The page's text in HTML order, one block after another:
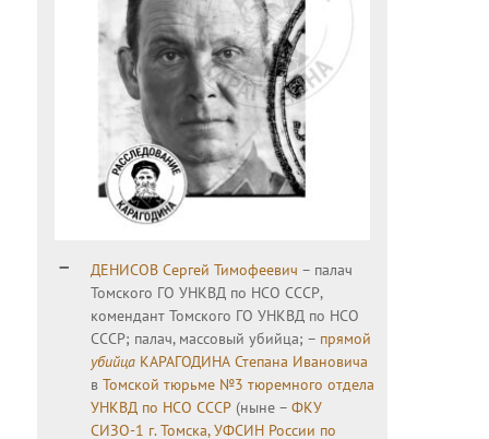
ДЕНИСОВ Сергей Тимофеевич – палач
Томского ГО УНКВД по НСО СССР,
комендант Томского ГО УНКВД по НСО
СССР; палач, массовый убийца; – прямой
убийца КАРАГОДИНА Степана Ивановича
вТомской тюрьме №3 тюремного отдела
УНКВД по НСО СССР (ныне –ФКУ
СИЗО-1 г. Томска, УФСИН России по